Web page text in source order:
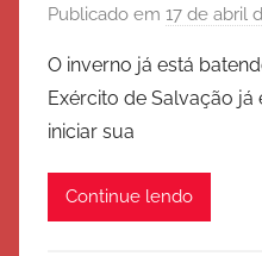
Publicado em 17 de abril
O inverno já está
Exército de Salvação
iniciar sua
Continue lendo